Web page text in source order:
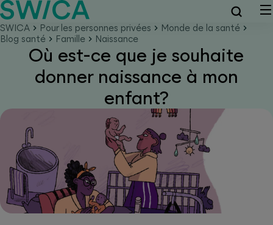
SWICA Pour les personnes privées
Monde de la santé
Blog santé
Famille Naissance
Où est-ce que je souhaite
donner naissance à mon
enfant?